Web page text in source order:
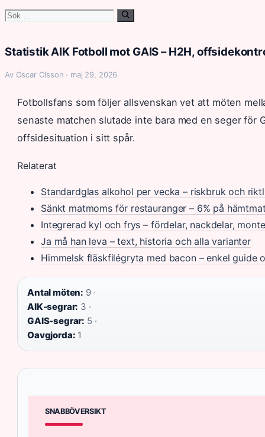
Sök
Statistik AIK Fotboll mot GAIS – H2H,
Av Oscar Olsson · maj 29, 2026
Fotbollsfans som följer allsvenskan vet att möten
senaste matchen slutade inte bara med en seger för
offsidesituation i sitt spår.
Relaterat
Standardglas alkohol per vecka – riskbruk och
Sänkt matmoms för restauranger – 6% på
Integrerad kyl och frys – fördelar, nackdelar,
Ja må han leva – text, historia och alla varianter
Himmelsk fläskfilégryta med bacon – enkel guide
Antal möten: 9 ·
AIK-segrar: 3 ·
GAIS-segrar: 5 ·
Oavgjorda: 1
SNABBÖVERSIKT